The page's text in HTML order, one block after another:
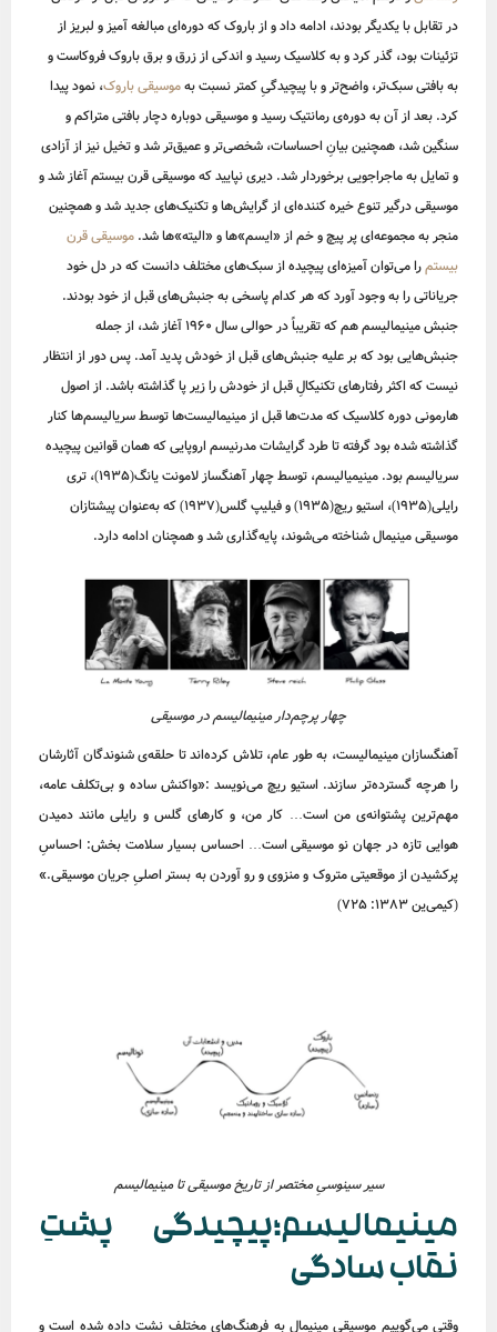
در تقابل با یکدیگر بودند، ادامه داد و از باروک که دوره‌ای مبالغه آمیز و لبریز از
تزئینات بود، گذر کرد و به کلاسیک رسید و اندکی از زرق و برق باروک فروکاست و
به بافتی سبک‌تر، واضح‌تر و با پیچیدگیِ کمتر نسبت بهموسیقی باروک، نمود پیدا
کرد. بعد از آن به دوره‌ی رمانتیک رسید و موسیقی دوباره دچار بافتی متراکم و
سنگین شد، همچنین بیانِ احساسات، شخصی‌تر و عمیق‌تر شد و تخیل نیز از آزادی
و تمایل به ماجراجویی برخوردار شد. دیری نپایید که موسیقی قرن بیستم آغاز شد و
موسیقی درگیر تنوع خیره کننده‌ای از گرایش‌ها و تکنیک‌های جدید شد و همچنین
منجر به مجموعه‌ای پر پیچ و خم از «ایسم»ها و «الیته»ها شد. موسیقی قرن
بیستمرا می‌توان آمیزه‌ای پیچیده از سبک‌های مختلف دانست که در دل خود
جریاناتی را به وجود آورد که هر کدام پاسخی به جنبش‌های قبل از خود بودند.
جنبش مینیمالیسم هم که تقریباً در حوالی سال 1960 آغاز شد، از جمله
جنبش‌هایی بود که بر علیه جنبش‌های قبل از خودش پدید آمد. پس دور از انتظار
نیست که اکثر رفتارهای تکنیکالِ قبل از خودش را زیر پا گذاشته باشد. از اصول
هارمونی دوره کلاسیک که مدت‌ها قبل از مینیمالیست‌ها توسط سریالیسم‌ها کنار
گذاشته شده بود گرفته تا طرد گرایشات مدرنیسم اروپایی که همان قوانین پیچیده
سریالیسم بود. مینیمیالیسم، توسط چهار آهنگساز لامونت یانگ(1935)، تری
رایلی(1935)، استیو ریچ(1935) و فیلیپ گلس(1937) که به‌عنوان پیشتازان
موسیقی مینیمال شناخته می‌شوند، پایه‌گذاری شد و همچنان ادامه دارد.
چهار پرچم‌دار مینیمالیسم در موسیقی
آهنگسازان مینیمالیست، به طور عام، تلاش کرده‌اند تا حلقه‌ی شنوندگان آثارشان
را هرچه گسترده‌تر سازند. استیو ریچ می‌نویسد :«واکنش ساده و بی‌تکلف عامه،
مهم‌ترین پشتوانه‌ی من است… کار من، و کارهای گلس و رایلی مانند دمیدن
هوایی تازه در جهان نو موسیقی است… احساس بسیار سلامت بخش: احساسِ
پرکشیدن از موقعیتی متروک و منزوی و رو آوردن به بستر اصلیِ جریان موسیقی.»
(کیمی‌ین 1383: 725)
سیر سینوسیِ مختصر از تاریخ موسیقی تا مینیمالیسم
مینیمالیسم؛پیچیدگی پشتِ
نقاب سادگی
وقتی می‌گوییم موسیقی مینیمال به فرهنگ‌های مختلف نشت داده شده است و